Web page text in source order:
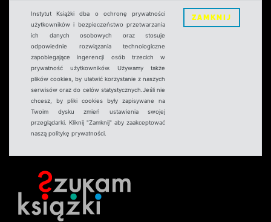
Instytut Książki dba o ochronę prywatności
użytkowników i bezpieczeństwo przetwarzania
ich danych osobowych oraz stosuje
odpowiednie rozwiązania technologiczne
zapobiegające ingerencji osób trzecich w
prywatność użytkowników. Używamy także
plików cookies, by ułatwić korzystanie z naszych
serwisów oraz do celów statystycznych.Jeśli nie
chcesz, by pliki cookies były zapisywane na
Twoim dysku zmień ustawienia swojej
przeglądarki. Kliknij "Zamknij" aby zaakceptować
naszą politykę prywatności.
ZAMKNIJ